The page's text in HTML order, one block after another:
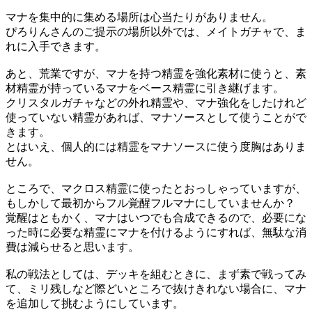
マナを集中的に集める場所は心当たりがありません。
ぴろりんさんのご提示の場所以外では、メイトガチャで、ま
れに入手できます。
あと、荒業ですが、マナを持つ精霊を強化素材に使うと、素
材精霊が持っているマナをベース精霊に引き継げます。
クリスタルガチャなどの外れ精霊や、マナ強化をしたけれど
使っていない精霊があれば、マナソースとして使うことがで
きます。
とはいえ、個人的には精霊をマナソースに使う度胸はありま
せん。
ところで、マクロス精霊に使ったとおっしゃっていますが、
もしかして最初からフル覚醒フルマナにしていませんか？
覚醒はともかく、マナはいつでも合成できるので、必要にな
った時に必要な精霊にマナを付けるようにすれば、無駄な消
費は減らせると思います。
私の戦法としては、デッキを組むときに、まず素で戦ってみ
て、ミリ残しなど際どいところで抜けきれない場合に、マナ
を追加して挑むようにしています。